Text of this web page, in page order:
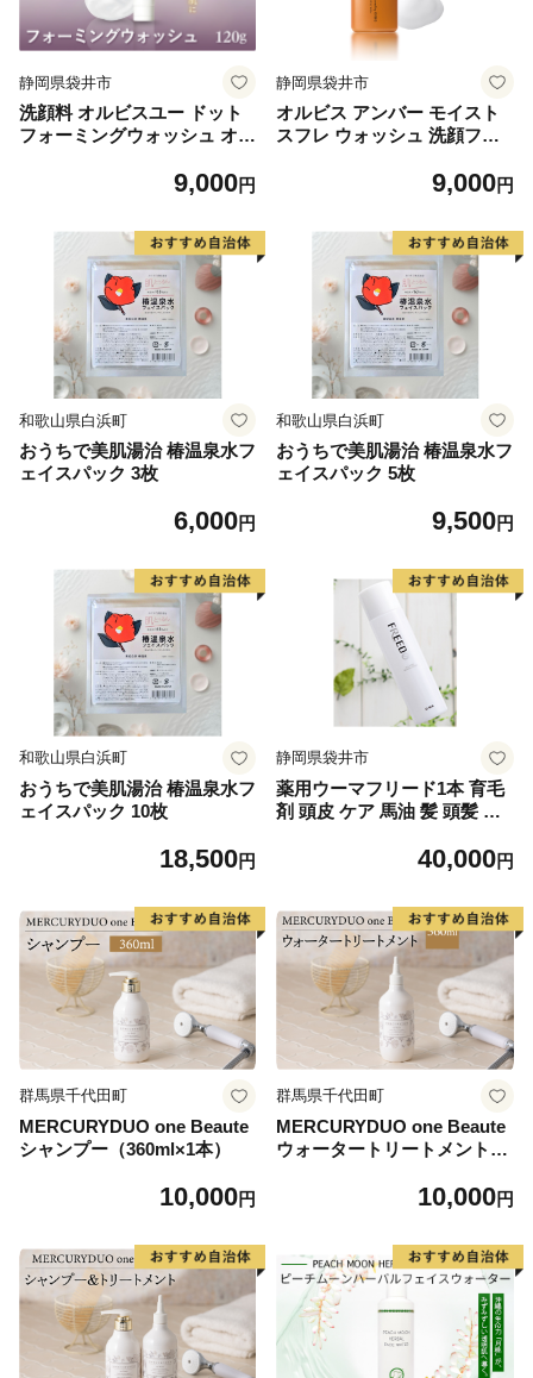
静岡県袋井市
洗顔料 オルビスユー ドット
フォーミングウォッシュ オル
9,000円
静岡県袋井市
オルビス アンバー モイスト
スフレ ウォッシュ 洗顔フォ
品 美容 静岡県 袋井市9,000円
和歌山県白浜町
おうちで美肌湯治 椿温泉水フ
ェイスパック 3枚
6,000円
和歌山県白浜町
おうちで美肌湯治 椿温泉水フ
ェイスパック 5枚
9,500円
和歌山県白浜町
おうちで美肌湯治 椿温泉水フ
ェイスパック 10枚
18,500円
静岡県袋井市
薬用ウーマフリード1本 育毛
剤 頭皮 ケア 馬油 髪 頭髪 中
40,000円
群馬県千代田町
MERCURYDUO one Beaute
シャンプー（360ml×1本）
10,000円
群馬県千代田町
MERCURYDUO one Beaute
ウォータートリートメント
10,000円